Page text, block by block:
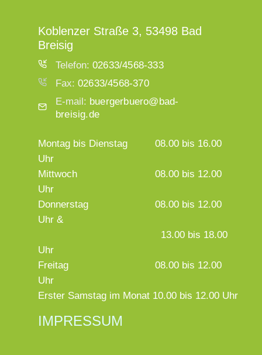
Koblenzer Straße 3, 53498 Bad
Breisig
Telefon: 02633/4568-333
Fax: 02633/4568-370
E-mail: buergerbuero@bad-
breisig.de
Montag bis Dienstag
08.00 bis 16.00
Uhr
Mittwoch
08.00 bis 12.00
Uhr
Donnerstag
08.00 bis 12.00
Uhr &
13.00 bis 18.00
Uhr
Freitag
08.00 bis 12.00
Uhr
Erster Samstag im Monat 10.00 bis 12.00 Uhr
IMPRESSUM